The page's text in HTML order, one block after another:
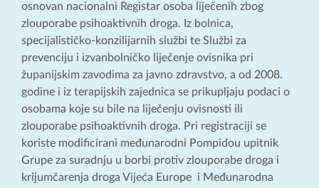
osnovan nacionalni Registar osoba liječenih zbog
zlouporabe psihoaktivnih droga. Iz bolnica,
specijalističko-konzilijarnih službi te Službi za
prevenciju i izvanbolničko liječenje ovisnika pri
županijskim zavodima za javno zdravstvo, a od 2008.
godine i iz terapijskih zajednica se prikupljaju podaci o
osobama koje su bile na liječenju ovisnosti ili
zlouporabe psihoaktivnih droga. Pri registraciji se
koriste modificirani međunarodni Pompidou upitnik
Grupe za suradnju u borbi protiv zlouporabe droga i
krijumčarenja droga Vijeća Europe i Međunarodna